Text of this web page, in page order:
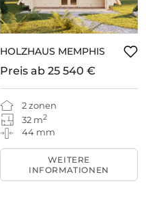
HOLZHAUS MEMPHIS
2 zonen
32 m2
44 mm
Preis ab 25 540 €
WEITERE
INFORMATIONEN